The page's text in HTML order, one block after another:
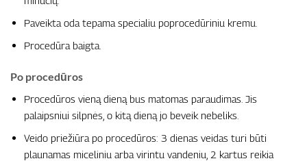
Paveikta oda tepama specialiu poprocedūriniu kremu.
Procedūra baigta.
Po procedūros
Procedūros vieną dieną bus matomas paraudimas. Jis
palaipsniui silpnės, o kitą dieną jo beveik nebeliks.
Veido priežiūra po procedūros: 3 dienas veidas turi būti
plaunamas miceliniu arba virintu vandeniu, 2 kartus reikia